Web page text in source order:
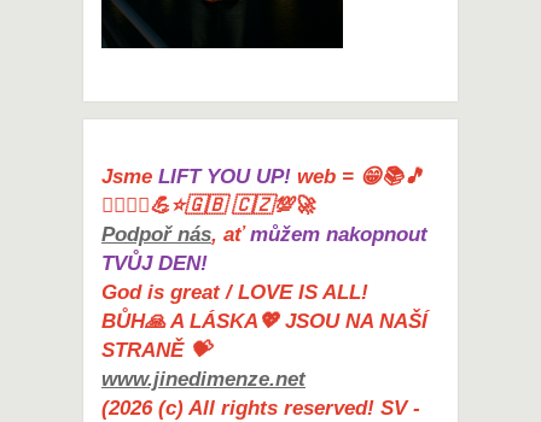
Jsme LIFT YOU UP! web = 😁📚🎵
🤸‍♀️🏋️‍♀️💪⭐🇬🇧 🇨🇿💯🚀
Podpoř nás, aťmůžem nakopnout
TVŮJ DEN!
God is great / LOVE IS ALL!
BŮH🙏 A LÁSKA💖 JSOU NA NAŠÍ
STRANĚ 💝
www.jinedimenze.net
(2026 (c) All rights reserved! SV -